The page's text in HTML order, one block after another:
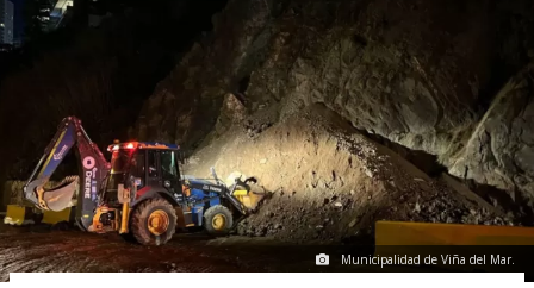
Municipalidad de Viña del Mar.